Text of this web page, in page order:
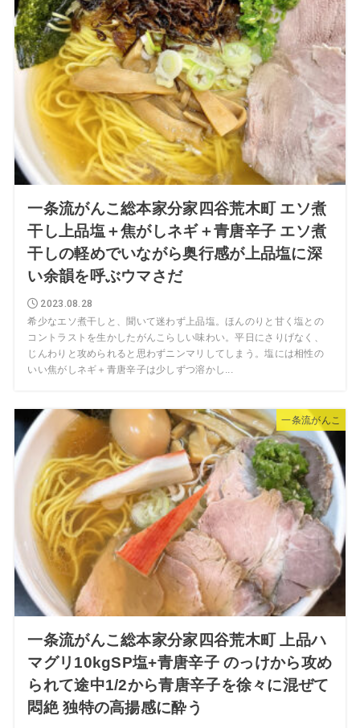
一条流がんこ総本家分家四谷荒木町 エソ煮
干し上品塩＋焦がしネギ＋青唐辛子 エソ煮
干しの軽めでいながら奥行感が上品塩に深
い余韻を呼ぶウマさだ
2023.08.28
希少なエソ煮干しと、聞いて迷わず上品塩。ほんのりと甘く塩との
コントラストを生かしたがんこらしい味わい。平日にさりげなく、
じんわりと攻められると思わずニンマリしてしまう。塩には相性の
いい焦がしネギ＋青唐辛子は少しずつ溶かし...
一条流がんこ
一条流がんこ総本家分家四谷荒木町 上品ハ
マグリ10kgSP塩+青唐辛子 のっけから攻め
られて途中1/2から青唐辛子を徐々に混ぜて
悶絶 独特の高揚感に酔う